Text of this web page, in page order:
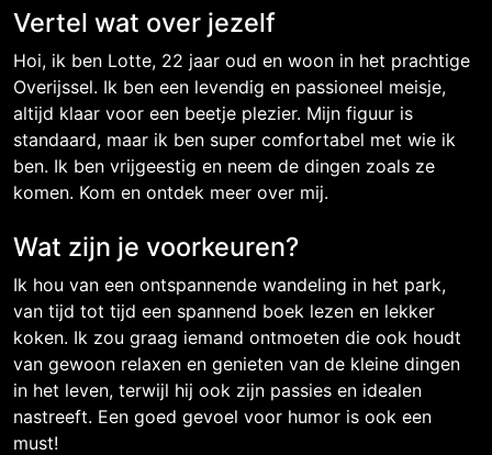
Vertel wat over jezelf
Hoi, ik ben Lotte, 22 jaar oud en woon in het prachtige
Overijssel. Ik ben een levendig en passioneel meisje,
altijd klaar voor een beetje plezier. Mijn figuur is
standaard, maar ik ben super comfortabel met wie ik
ben. Ik ben vrijgeestig en neem de dingen zoals ze
komen. Kom en ontdek meer over mij.
Wat zijn je voorkeuren?
Ik hou van een ontspannende wandeling in het park,
van tijd tot tijd een spannend boek lezen en lekker
koken. Ik zou graag iemand ontmoeten die ook houdt
van gewoon relaxen en genieten van de kleine dingen
in het leven, terwijl hij ook zijn passies en idealen
nastreeft. Een goed gevoel voor humor is ook een
must!